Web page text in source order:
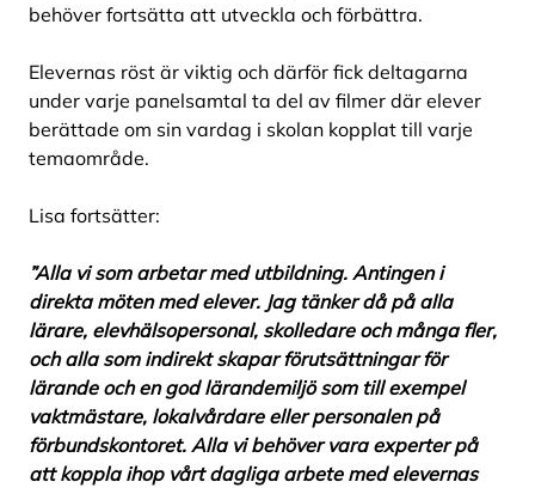
behöver fortsätta att utveckla och förbättra.
Elevernas röst är viktig och därför fick deltagarna
under varje panelsamtal ta del av filmer där elever
berättade om sin vardag i skolan kopplat till varje
temaområde.
Lisa fortsätter:
”Alla vi som arbetar med utbildning. Antingen i
direkta möten med elever. Jag tänker då på alla
lärare, elevhälsopersonal, skolledare och många fler,
och alla som indirekt skapar förutsättningar för
lärande och en god lärandemiljö som till exempel
vaktmästare, lokalvårdare eller personalen på
förbundskontoret. Alla vi behöver vara experter på
att koppla ihop vårt dagliga arbete med elevernas